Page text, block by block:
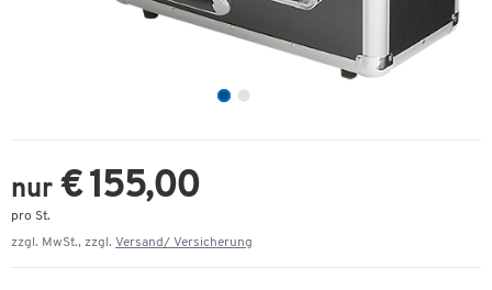
nur € 155,00
pro St.
zzgl. MwSt., zzgl. Versand/ Versicherung